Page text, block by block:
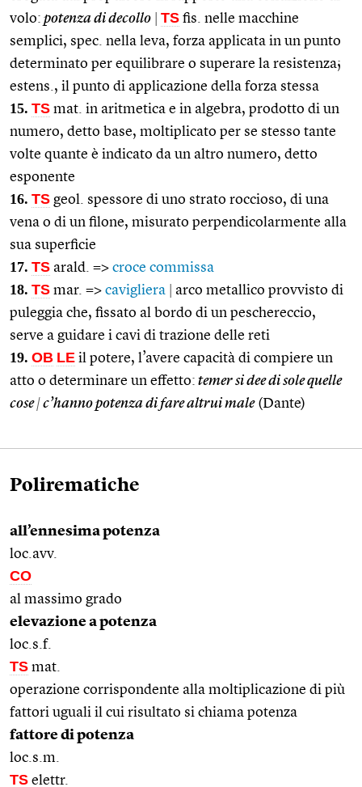
volo: potenza di decollo TS fis. nelle macchine
semplici, spec. nella leva, forza applicata in un punto
determinato per equilibrare o superare la resistenza;
estens., il punto di applicazione della forza stessa
15. TS mat. in aritmetica e in algebra, prodotto di un
numero, detto base, moltiplicato per se stesso tante
volte quante è indicato da un altro numero, detto
esponente
16. TS geol. spessore di uno strato roccioso, di una
vena o di un filone, misurato perpendicolarmente alla
sua superficie
17. TS arald. => croce commissa
18. TS mar. => cavigliera
arco metallico provvisto di
puleggia che, fissato al bordo di un peschereccio,
serve a guidare i cavi di trazione delle reti
19. OB LE il potere, l’avere capacità di compiere un
atto o determinare un effetto: temer si dee di sole quelle
cose|c’hanno potenza di fare altrui male(Dante)
Polirematiche
all’ennesima potenza
loc.avv.
CO
al massimo grado
elevazione a potenza
loc.s.f.
TS mat.
operazione corrispondente alla moltiplicazione di più
fattori uguali il cui risultato si chiama potenza
fattore di potenza
loc.s.m.
TS elettr.